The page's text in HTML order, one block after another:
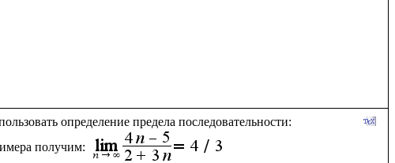
определение предела последовательности:
получим: